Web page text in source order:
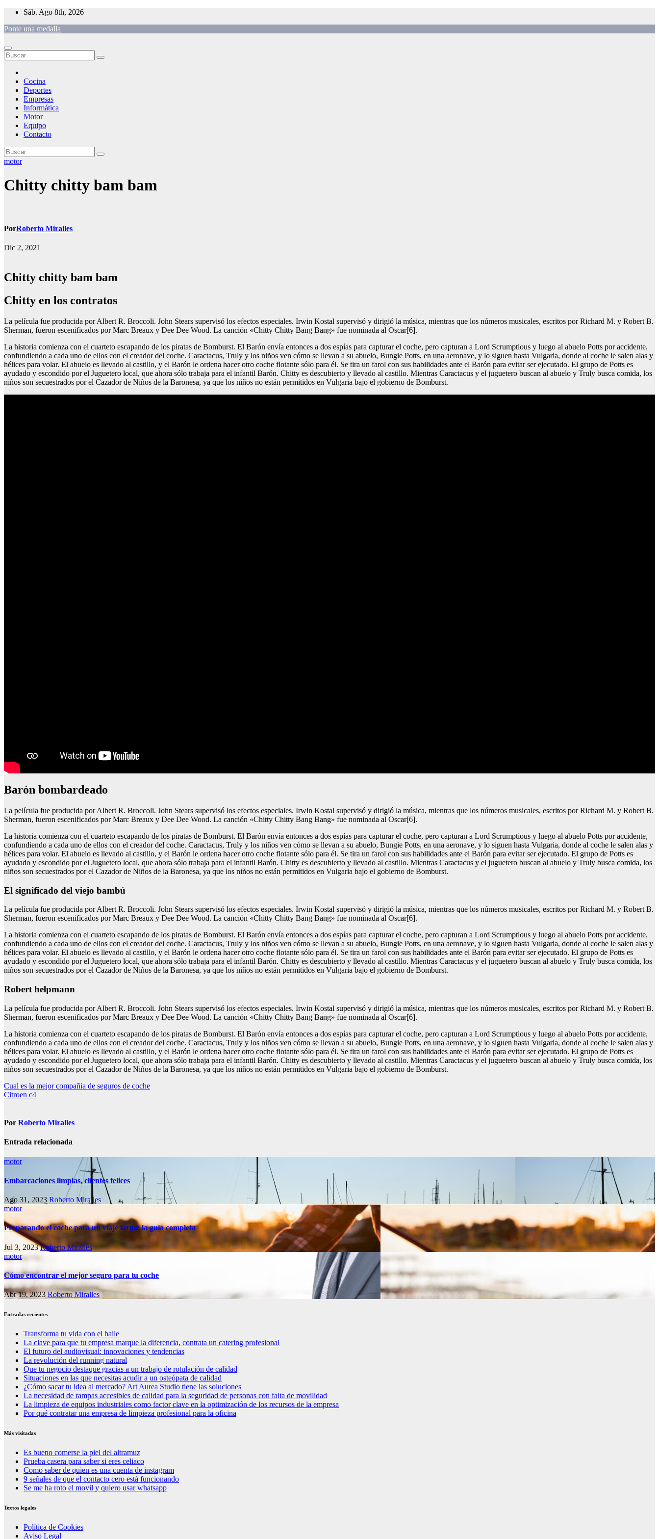
Saltar
contenido
Sáb. Ago 8th, 2026
Ponte una medalla
Cocina
Deportes
Empresas
Informática
Motor
Equipo
Contacto
motor
Chitty chitty bam bam
PorRoberto Miralles
Dic 2, 2021
Chitty chitty bam bam
Chitty en los contratos
La película fue producida por Albert R. Broccoli. John Stears supervisó los efectos especiales. Irwin Kostal supervisó y dirigió la música, mientras que los números musicales, escritos por Richard M. y Robert B.
Sherman, fueron escenificados por Marc Breaux y Dee Dee Wood. La canción «Chitty Chitty Bang Bang» fue nominada al Oscar[6].
La historia comienza con el cuarteto escapando de los piratas de Bomburst. El Barón envía entonces a dos espías para capturar el coche, pero capturan a Lord Scrumptious y luego al abuelo Potts por accidente,
confundiendo a cada uno de ellos con el creador del coche. Caractacus, Truly y los niños ven cómo se llevan a su abuelo, Bungie Potts, en una aeronave, y lo siguen hasta Vulgaria, donde al coche le salen alas y
hélices para volar. El abuelo es llevado al castillo, y el Barón le ordena hacer otro coche flotante sólo para él. Se tira un farol con sus habilidades ante el Barón para evitar ser ejecutado. El grupo de Potts es
ayudado y escondido por el Juguetero local, que ahora sólo trabaja para el infantil Barón. Chitty es descubierto y llevado al castillo. Mientras Caractacus y el juguetero buscan al abuelo y Truly busca comida, los
niños son secuestrados por el Cazador de Niños de la Baronesa, ya que los niños no están permitidos en Vulgaria bajo el gobierno de Bomburst.
Barón bombardeado
La película fue producida por Albert R. Broccoli. John Stears supervisó los efectos especiales. Irwin Kostal supervisó y dirigió la música, mientras que los números musicales, escritos por Richard M. y Robert B.
Sherman, fueron escenificados por Marc Breaux y Dee Dee Wood. La canción «Chitty Chitty Bang Bang» fue nominada al Oscar[6].
La historia comienza con el cuarteto escapando de los piratas de Bomburst. El Barón envía entonces a dos espías para capturar el coche, pero capturan a Lord Scrumptious y luego al abuelo Potts por accidente,
confundiendo a cada uno de ellos con el creador del coche. Caractacus, Truly y los niños ven cómo se llevan a su abuelo, Bungie Potts, en una aeronave, y lo siguen hasta Vulgaria, donde al coche le salen alas y
hélices para volar. El abuelo es llevado al castillo, y el Barón le ordena hacer otro coche flotante sólo para él. Se tira un farol con sus habilidades ante el Barón para evitar ser ejecutado. El grupo de Potts es
ayudado y escondido por el Juguetero local, que ahora sólo trabaja para el infantil Barón. Chitty es descubierto y llevado al castillo. Mientras Caractacus y el juguetero buscan al abuelo y Truly busca comida, los
niños son secuestrados por el Cazador de Niños de la Baronesa, ya que los niños no están permitidos en Vulgaria bajo el gobierno de Bomburst.
El significado del viejo bambú
La película fue producida por Albert R. Broccoli. John Stears supervisó los efectos especiales. Irwin Kostal supervisó y dirigió la música, mientras que los números musicales, escritos por Richard M. y Robert B.
Sherman, fueron escenificados por Marc Breaux y Dee Dee Wood. La canción «Chitty Chitty Bang Bang» fue nominada al Oscar[6].
La historia comienza con el cuarteto escapando de los piratas de Bomburst. El Barón envía entonces a dos espías para capturar el coche, pero capturan a Lord Scrumptious y luego al abuelo Potts por accidente,
confundiendo a cada uno de ellos con el creador del coche. Caractacus, Truly y los niños ven cómo se llevan a su abuelo, Bungie Potts, en una aeronave, y lo siguen hasta Vulgaria, donde al coche le salen alas y
hélices para volar. El abuelo es llevado al castillo, y el Barón le ordena hacer otro coche flotante sólo para él. Se tira un farol con sus habilidades ante el Barón para evitar ser ejecutado. El grupo de Potts es
ayudado y escondido por el Juguetero local, que ahora sólo trabaja para el infantil Barón. Chitty es descubierto y llevado al castillo. Mientras Caractacus y el juguetero buscan al abuelo y Truly busca comida, los
niños son secuestrados por el Cazador de Niños de la Baronesa, ya que los niños no están permitidos en Vulgaria bajo el gobierno de Bomburst.
Robert helpmann
La película fue producida por Albert R. Broccoli. John Stears supervisó los efectos especiales. Irwin Kostal supervisó y dirigió la música, mientras que los números musicales, escritos por Richard M. y Robert B.
Sherman, fueron escenificados por Marc Breaux y Dee Dee Wood. La canción «Chitty Chitty Bang Bang» fue nominada al Oscar[6].
La historia comienza con el cuarteto escapando de los piratas de Bomburst. El Barón envía entonces a dos espías para capturar el coche, pero capturan a Lord Scrumptious y luego al abuelo Potts por accidente,
confundiendo a cada uno de ellos con el creador del coche. Caractacus, Truly y los niños ven cómo se llevan a su abuelo, Bungie Potts, en una aeronave, y lo siguen hasta Vulgaria, donde al coche le salen alas y
hélices para volar. El abuelo es llevado al castillo, y el Barón le ordena hacer otro coche flotante sólo para él. Se tira un farol con sus habilidades ante el Barón para evitar ser ejecutado. El grupo de Potts es
ayudado y escondido por el Juguetero local, que ahora sólo trabaja para el infantil Barón. Chitty es descubierto y llevado al castillo. Mientras Caractacus y el juguetero buscan al abuelo y Truly busca comida, los
niños son secuestrados por el Cazador de Niños de la Baronesa, ya que los niños no están permitidos en Vulgaria bajo el gobierno de Bomburst.
Navegación
de
Cual es la mejor compañia de seguros de coche
Citroen c4
Por Roberto Miralles
Entrada relacionada
motor
Embarcaciones limpias, clientes felices
Ago 31, 2023 Roberto Miralles
motor
Preparando el coche para un viaje largo: la guía completa
Jul 3, 2023Roberto Miralles
motor
Cómo encontrar el mejor seguro para tu coche
Abr 19, 2023Roberto Miralles
Entradas recientes
Transforma tu vida con el baile
La clave para que tu empresa marque la diferencia, contrata un catering profesional
El futuro del audiovisual: innovaciones y tendencias
La revolución del running natural
Que tu negocio destaque gracias a un trabajo de rotulación de calidad
Situaciones en las que necesitas acudir a un osteópata de calidad
¿Cómo sacar tu idea al mercado? Art Aurea Studio tiene las soluciones
La necesidad de rampas accesibles de calidad para la seguridad de personas con falta de movilidad
La limpieza de equipos industriales como factor clave en la optimización de los recursos de la empresa
Por qué contratar una empresa de limpieza profesional para la oficina
Más visitadas
Es bueno comerse la piel del altramuz
Prueba casera para saber si eres celiaco
Como saber de quien es una cuenta de instagram
9 señales de que el contacto cero está funcionando
Se me ha roto el movil y quiero usar whatsapp
Textos legales
Política de Cookies
Aviso Legal